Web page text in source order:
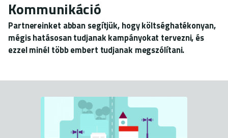
Kommunikáció
Partnereinket abban segítjük, hogy költséghatékonyan,
mégis hatásosan tudjanak kampányokat tervezni, és
ezzel minél több embert tudjanak megszólítani.